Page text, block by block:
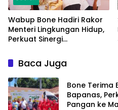
Wabup Bone Hadiri Rakor
Menteri Lingkungan Hidup,
Perkuat Sinergi
ModernBaca Juga
Bone Terima
Bapanas,
Pangan ke